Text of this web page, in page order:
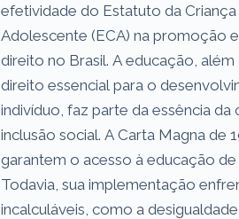
efetividade do Estatuto da
Adolescente (ECA) na promoção
direito no Brasil. A educação,
direito essencial para o
indivíduo, faz parte da essência da
inclusão social. A Carta Magna de
garantem o acesso à educação de
Todavia, sua implementação
incalculáveis, como a